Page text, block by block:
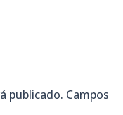
publicado. Campos